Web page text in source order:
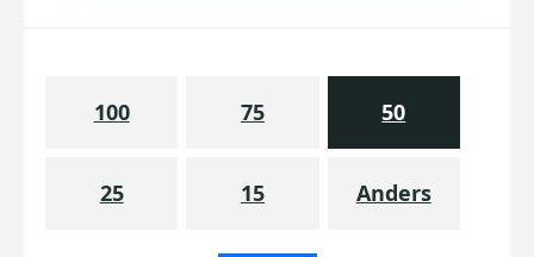
100 75 50
25 15 Anders